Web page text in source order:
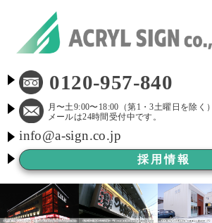
看板施工事例
会社概要
LED看板
看板施工ブログ
0120-957-840
月〜土9:00〜18:00（第1・3土曜日を除く）
メールは24時間受付中です。
info@a-sign.co.jp
採用情報